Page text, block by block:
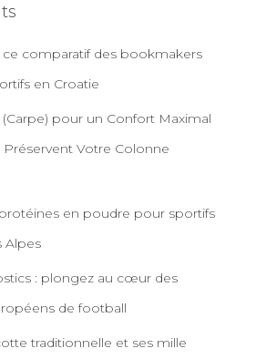
comparatif des bookmakers
en Croatie
pour un Confort Maximal
Votre Colonne
en poudre pour sportifs
Alpes
: plongez au cœur des
de football
traditionnelle et ses mille